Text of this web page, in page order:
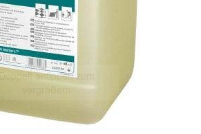
Doppelt antippen zum
vergrößern